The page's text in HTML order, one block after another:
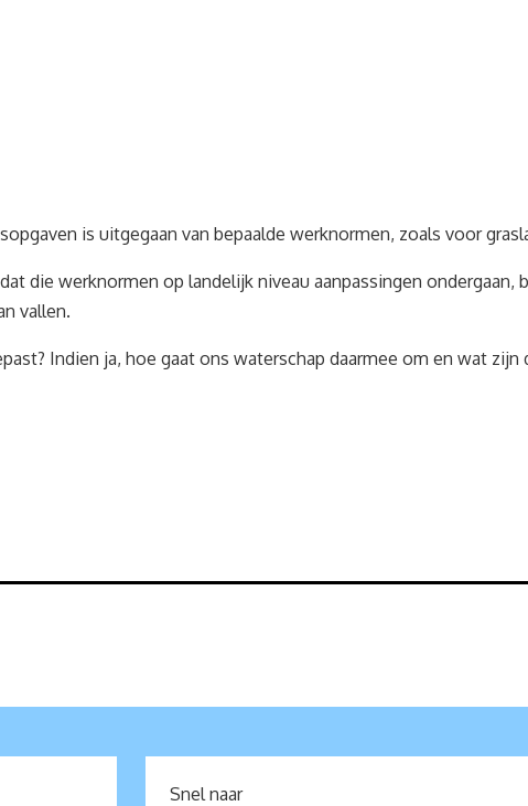
is uitgegaan van bepaalde werknormen, zoals voor
die werknormen op landelijk niveau aanpassingen
vallen.
Indien ja, hoe gaat ons waterschap daarmee om en wat
Snel naar